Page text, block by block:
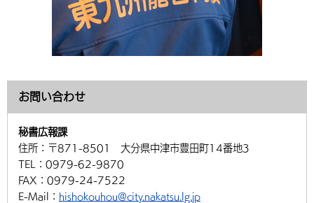
お問い合わせ
秘書広報課
住所： 〒871-8501 大分県中津市豊田町14番地3
TEL： 0979-62-9870
FAX： 0979-24-7522
E-Mail： hishokouhou@city.nakatsu.lg.jp